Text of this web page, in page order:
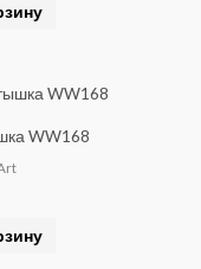
WW168